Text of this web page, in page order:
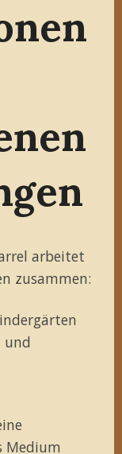
arbeitet
zusammen:
und
Medium